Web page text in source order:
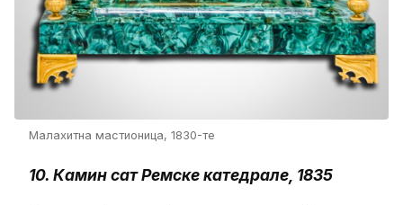
Малахитна мастионица, 1830-те
10. Камин сат Ремске катедрале, 1835